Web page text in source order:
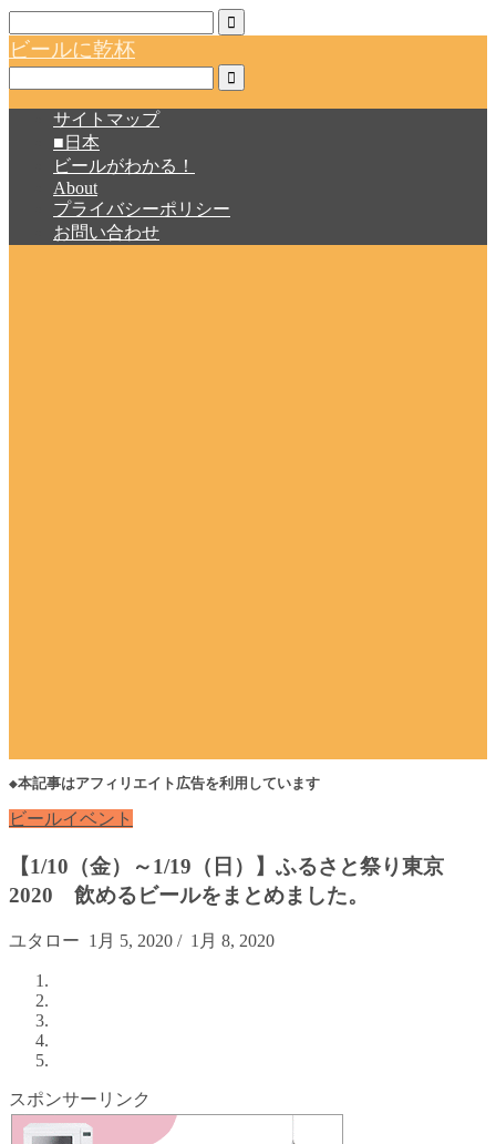
ビールに乾杯
サイトマップ
■日本
ビールがわかる！
About
プライバシーポリシー
お問い合わせ
◆本記事はアフィリエイト広告を利用しています
ビールイベント
【1/10（金）～1/19（日）】ふるさと祭り東京
2020 飲めるビールをまとめました。
ユタロー 1月 5, 2020 / 1月 8, 2020
スポンサーリンク